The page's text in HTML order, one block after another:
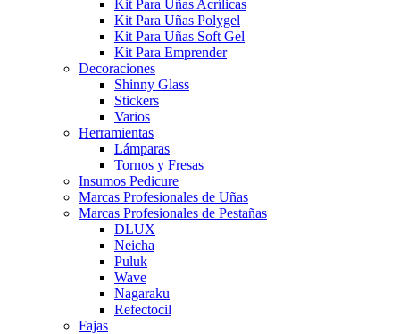
Kit Para Uñas Acrílicas
Kit Para Uñas Polygel
Kit Para Uñas Soft Gel
Kit Para Emprender
Decoraciones
Shinny Glass
Stickers
Varios
Herramientas
Lámparas
Tornos y Fresas
Insumos Pedicure
Marcas Profesionales de Uñas
Marcas Profesionales de Pestañas
DLUX
Neicha
Puluk
Wave
Nagaraku
Refectocil
Fajas